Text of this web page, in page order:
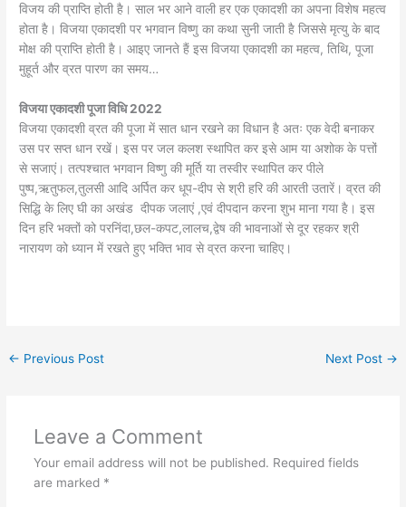
विजय की प्राप्ति होती है। साल भर आने वाली हर एक एकादशी का अपना विशेष महत्व
होता है। विजया एकादशी पर भगवान विष्णु का कथा सुनी जाती है जिससे मृत्यु के बाद
मोक्ष की प्राप्ति होती है। आइए जानते हैं इस विजया एकादशी का महत्व, तिथि, पूजा
मुहूर्त और व्रत पारण का समय…
विजया एकादशी पूजा विधि 2022
विजया एकादशी व्रत की पूजा में सात धान रखने का विधान है अतः एक वेदी बनाकर
उस पर सप्त धान रखें। इस पर जल कलश स्थापित कर इसे आम या अशोक के पत्तों
से सजाएं। तत्पश्चात भगवान विष्णु की मूर्ति या तस्वीर स्थापित कर पीले
पुष्प,ऋतुफल,तुलसी आदि अर्पित कर धूप-दीप से श्री हरि की आरती उतारें। व्रत की
सिद्धि के लिए घी का अखंड दीपक जलाएं ,एवं दीपदान करना शुभ माना गया है। इस
दिन हरि भक्तों को परनिंदा,छल-कपट,लालच,द्वेष की भावनाओं से दूर रहकर श्री
नारायण को ध्यान में रखते हुए भक्ति भाव से व्रत करना चाहिए।
← Previous Post Next Post →
Leave a Comment
Your email address will not be published. Required fields
are marked *